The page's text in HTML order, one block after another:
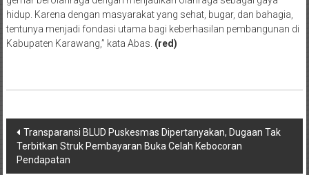
hidup. Karena dengan masyarakat yang sehat, bugar, dan bahagia,
tentunya menjadi fondasi utama bagi keberhasilan pembangunan di
Kabupaten Karawang,” kata Abas. (red)
Post
navigation
Transparansi BLUD Puskesmas Dipertanyakan, Dugaan Tak
Terbitkan Struk Pembayaran Buka Celah Kebocoran
Pendapatan